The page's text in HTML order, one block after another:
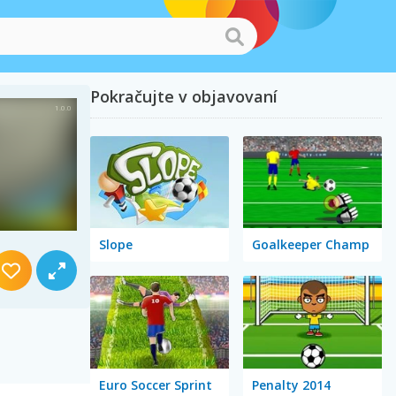
Pokračujte v objavovaní
Slope Goalkeeper Champ
Euro Soccer Sprint Penalty 2014